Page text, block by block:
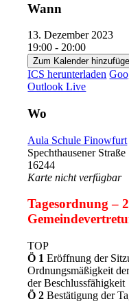
Wann
13. Dezember 2023
19:00 - 20:00
Zum Kalender
ICS herunterladen
Outlook Live
Wo
Aula Schule Finowfurt
Spechthausener
16244
Karte nicht verfügbar
Tagesordnung –
TOP
Ö 1 Eröffnung der
Ordnungsmäßigkeit
der Beschlussfähigkeit
Ö 2 Bestätigung der